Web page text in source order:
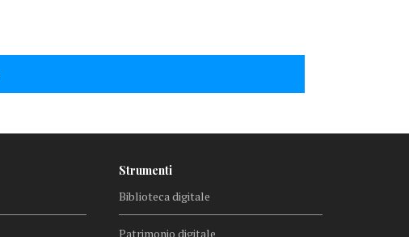
Strumenti
Biblioteca digitale
Patrimonio digitale